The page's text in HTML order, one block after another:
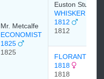
Mr. Metcalfe
ECONOMIST
1825
1825
Euston Stud
WHISKER
1812
1812
FLORANTHE
1818
1818